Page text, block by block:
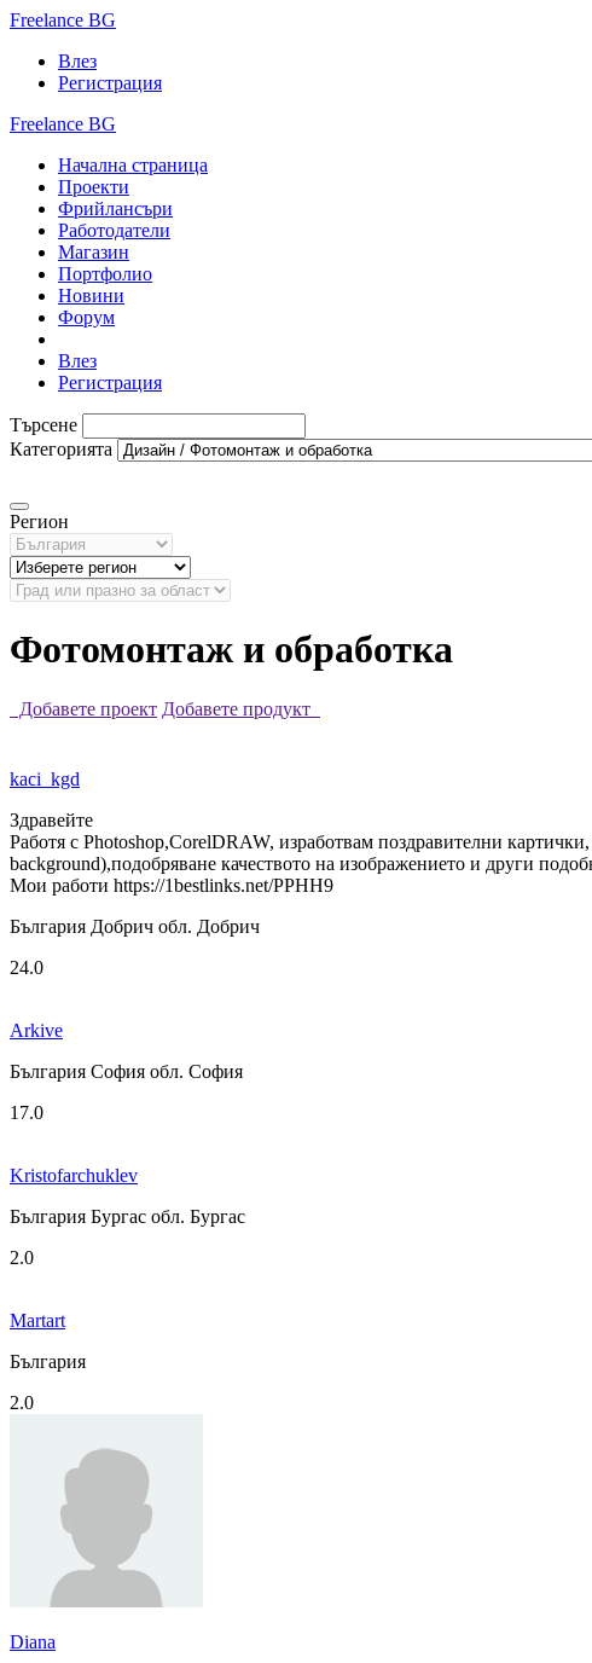
Freelance BG
Влез
Регистрация
Freelance BG
Начална страница
Проекти
Фрийлансъри
Работодатели
Магазин
Портфолио
Новини
Форум
Влез
Регистрация
Търсене
Категорията
Регион
Фотомонтаж и обработка
Добавете проект Добавете продукт
kaci_kgd
Здравейте
Работя с Photoshop,CorelDRAW, изработвам поздравителни
background),подобряване качеството на изображението и други
Мои работи https://1bestlinks.net/PPHH9
България Добрич обл. Добрич
24.0
Arkive
България София обл. София
17.0
Kristofarchuklev
България Бургас обл. Бургас
2.0
Martart
България
2.0
Diana